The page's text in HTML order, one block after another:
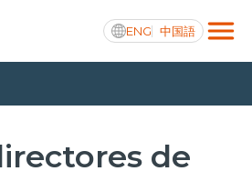
ENG 中国語
de